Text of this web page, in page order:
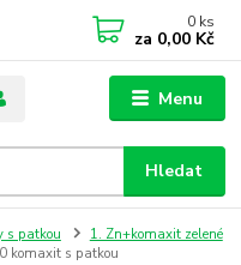
Menu
Hledat
0 ks
za 0,00 Kč
s patkou
1. Zn+komaxit zelené
komaxit s patkou